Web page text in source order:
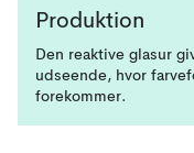
Produktion
Den reaktive glasur
udseende, hvor
forekommer.